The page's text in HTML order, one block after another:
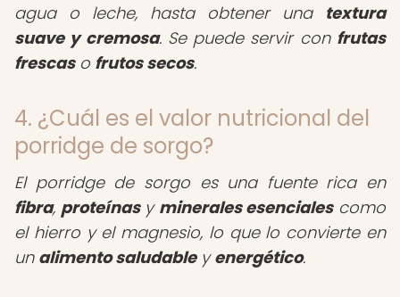
agua o leche, hasta obtener una textura
suave y cremosa. Se puede servir con frutas
frescaso frutos secos.
4. ¿Cuál es el valor nutricional del
porridge de sorgo?
El porridge de sorgo es una fuente rica en
fibra, proteínasy minerales esencialescomo
el hierro y el magnesio, lo que lo convierte en
un alimento saludableyenergético.